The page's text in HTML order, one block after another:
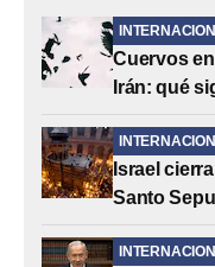
Cuervos
Irán: qué
Israel
Santo